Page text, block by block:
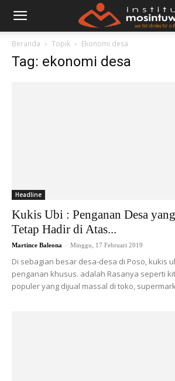
Beranda Topik Ekonomi desa
Tag: ekonomi desa
Headline
Kukis Ubi : Penganan Desa
Tetap Hadir di Atas...
Martince Baleona - Minggu, 17 Februari 2019
Di sebagian besar desa-desa di Poso, kukis
penganan khusus. adalah Rasanya seperti
populer yang dijual massal di toko,